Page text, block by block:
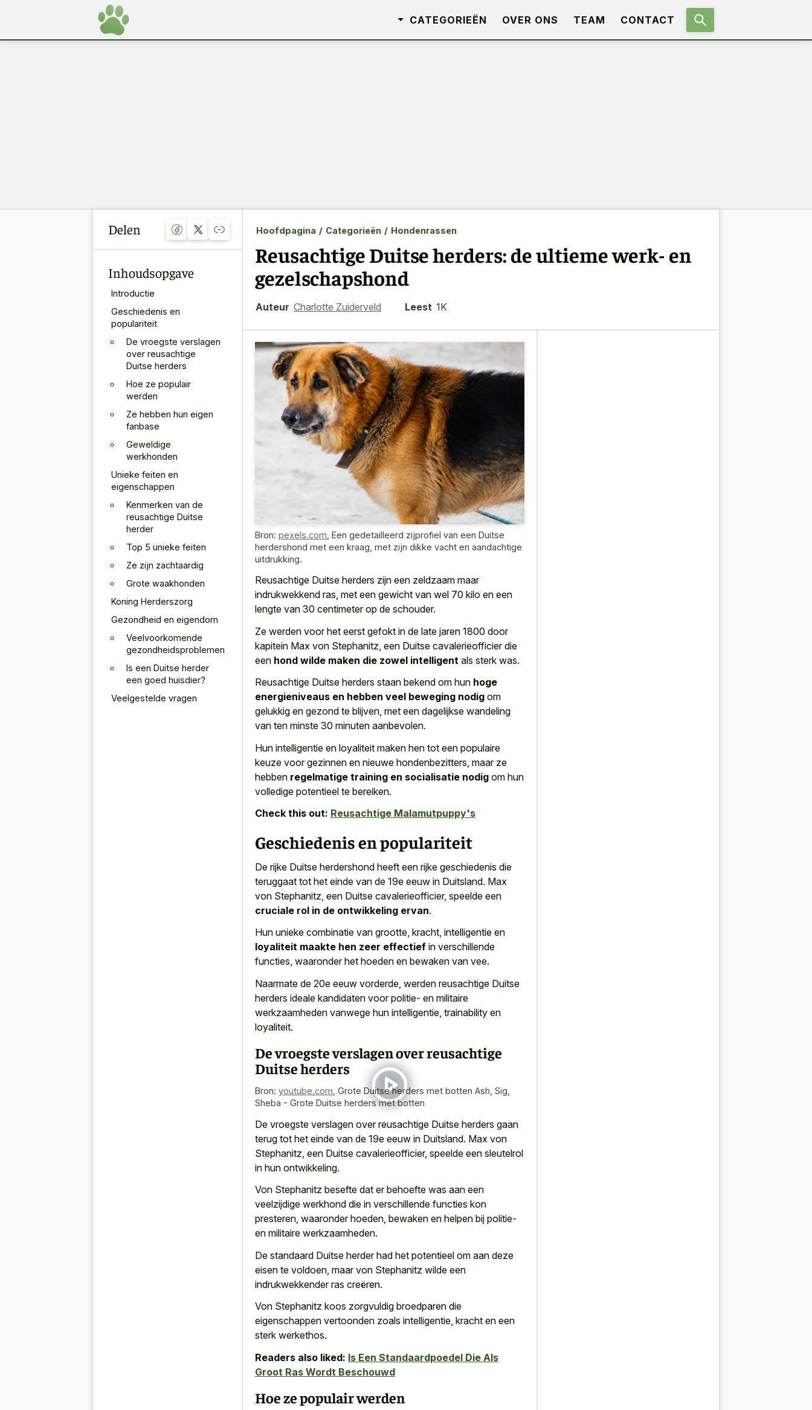
CATEGORIEËN OVER ONS TEAM CONTACT
Delen
Inhoudsopgave
Introductie
Geschiedenis en
populariteit
De vroegste verslagen
over reusachtige
Duitse herders
Hoe ze populair
werden
Ze hebben hun eigen
fanbase
Geweldige
werkhonden
Unieke feiten en
eigenschappen
Kenmerken van de
reusachtige Duitse
herder
Top 5 unieke feiten
Ze zijn zachtaardig
Grote waakhonden
Koning Herderszorg
Gezondheid en eigendom
Veelvoorkomende
gezondheidsproblemen
Is een Duitse herder
een goed huisdier?
Veelgestelde vragen
Hoofdpagina / Categorieën / Hondenrassen
Reusachtige Duitse herders: de ultieme werk- en
gezelschapshond
Auteur Charlotte Zuiderveld Leest 1K
Bron: pexels.com Een gedetailleerd zijprofiel van een Duitse
herdershond met een kraag, met zijn dikke vacht en aandachtige
uitdrukking.
Reusachtige Duitse herders zijn een zeldzaam maar
indrukwekkend ras, met een gewicht van wel 70 kilo en een
lengte van 30 centimeter op de schouder.
Ze werden voor het eerst gefokt in de late jaren 1800 door
kapitein Max von Stephanitz, een Duitse cavalerieofficier die
een hond wilde maken die zowel intelligent als sterk was.
Reusachtige Duitse herders staan bekend om hun hoge
energieniveaus en hebben veel beweging nodig om
gelukkig en gezond te blijven, met een dagelijkse wandeling
van ten minste 30 minuten aanbevolen.
Hun intelligentie en loyaliteit maken hen tot een populaire
keuze voor gezinnen en nieuwe hondenbezitters, maar ze
hebben regelmatige training en socialisatie nodig om hun
volledige potentieel te bereiken.
Check this out: Reusachtige Malamutpuppy's
Geschiedenis en populariteit
De rijke Duitse herdershond heeft een rijke geschiedenis die
teruggaat tot het einde van de 19e eeuw in Duitsland. Max
von Stephanitz, een Duitse cavalerieofficier, speelde een
cruciale rol in de ontwikkeling ervan.
Hun unieke combinatie van grootte, kracht, intelligentie en
loyaliteit maakte hen zeer effectief in verschillende
functies, waaronder het hoeden en bewaken van vee.
Naarmate de 20e eeuw vorderde, werden reusachtige Duitse
herders ideale kandidaten voor politie- en militaire
werkzaamheden vanwege hun intelligentie, trainability en
loyaliteit.
De vroegste verslagen over reusachtige
Duitse herders
Bron: youtube.com Grote Duitse herders met botten Ash, Sig,
Sheba - Grote Duitse herders met botten
De vroegste verslagen over reusachtige Duitse herders gaan
terug tot het einde van de 19e eeuw in Duitsland. Max von
Stephanitz, een Duitse cavalerieofficier, speelde een sleutelrol
in hun ontwikkeling.
Von Stephanitz besefte dat er behoefte was aan een
veelzijdige werkhond die in verschillende functies kon
presteren, waaronder hoeden, bewaken en helpen bij politie-
en militaire werkzaamheden.
De standaard Duitse herder had het potentieel om aan deze
eisen te voldoen, maar von Stephanitz wilde een
indrukwekkender ras creëren.
Von Stephanitz koos zorgvuldig broedparen die
eigenschappen vertoonden zoals intelligentie, kracht en een
sterk werkethos.
Readers also liked: Is Een Standaardpoedel Die Als
Groot Ras Wordt Beschouwd
Hoe ze populair werden